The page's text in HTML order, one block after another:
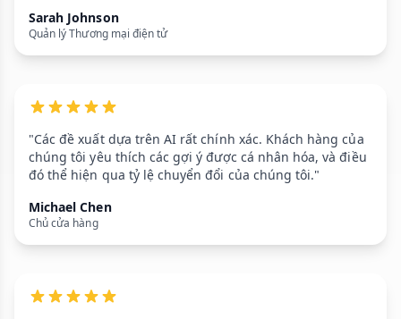
Sarah Johnson
Quản lý Thương mại điện tử
"Các đề xuất dựa trên AI rất chính xác. Khách hàng của
chúng tôi yêu thích các gợi ý được cá nhân hóa, và điều
đó thể hiện qua tỷ lệ chuyển đổi của chúng tôi."
Michael Chen
Chủ cửa hàng